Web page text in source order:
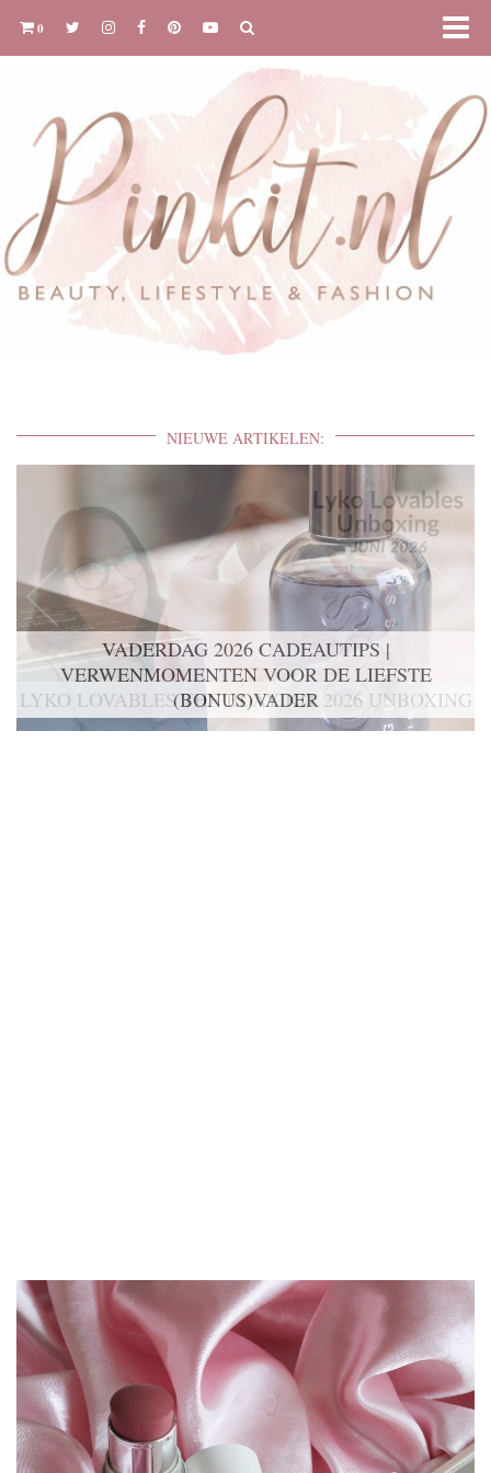
0
NIEUWE ARTIKELEN:
VADERDAG 2026 CADEAUTIPS |
VERWENMOMENTEN VOOR DE LIEFSTE
(BONUS)VADER